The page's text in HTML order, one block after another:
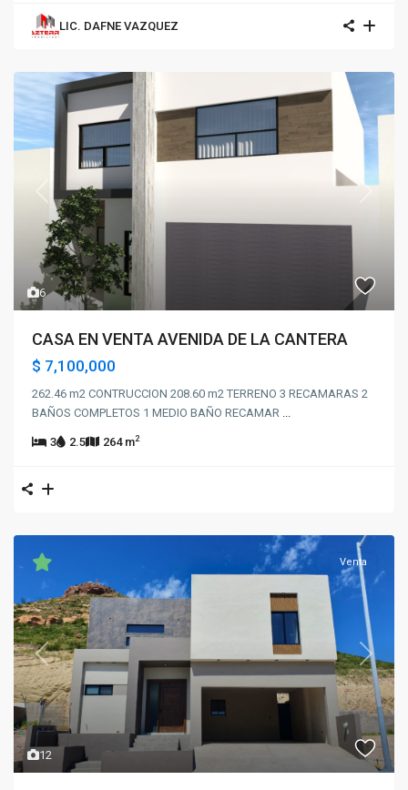
LIC. DAFNE VAZQUEZ
6
Previous
CASA EN VENTA AVENIDA DE LA CANTERA
$ 7,100,000
262.46 m2 CONTRUCCION 208.60 m2 TERRENO 3 RECAMARAS 2
BAÑOS COMPLETOS 1 MEDIO BAÑO RECAMAR
3 2.5 264 m2
12
Previous Next
Venta